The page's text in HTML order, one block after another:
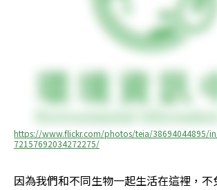
https://www.flickr.com/photos/teia/38694044895/
72157692034272275/
因為我們和不同生物一起生活在這裡，